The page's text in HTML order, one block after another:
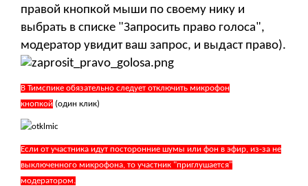
правой кнопкой мыши по своему нику и
выбрать в списке "Запросить право голоса",
модератор увидит ваш запрос, и выдаст право).
В Тимспике обязательно следует отключить микрофон
кнопкой (один клик)
Если от участника идут посторонние шумы или фон в эфир, из-за не
выключенного микрофона, то участник "приглушается"
модератором.